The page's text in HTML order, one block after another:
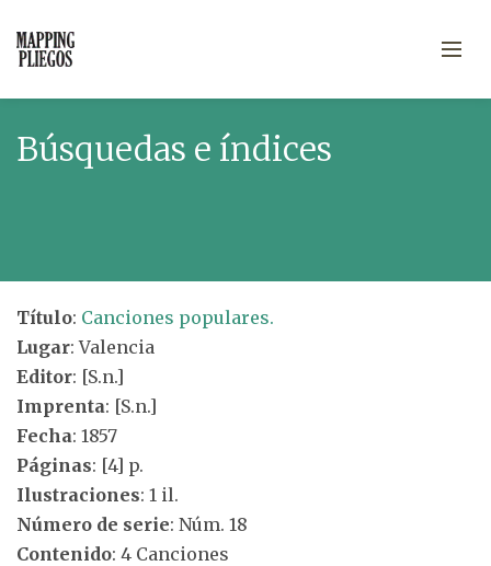
Búsquedas e índices
Título: Canciones populares.
Lugar: Valencia
Editor: [S.n.]
Imprenta: [S.n.]
Fecha: 1857
Páginas: [4] p.
Ilustraciones: 1 il.
Número de serie: Núm. 18
Contenido: 4 Canciones